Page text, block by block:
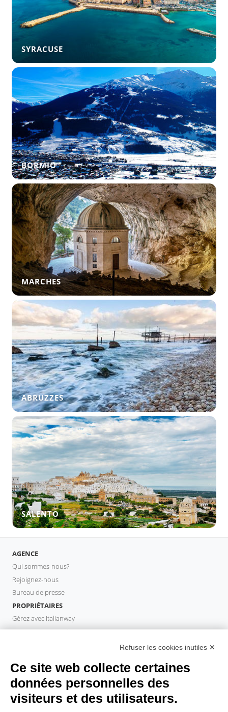
SYRACUSE
BORMIO
MARCHES
ABRUZZES
SALENTO
AGENCE
Qui sommes-nous?
Rejoignez-nous
Bureau de presse
PROPRIÉTAIRES
Gérez avec Italianway
Investissez avec Italianway
Devenir partenaire
Italianway Academy
INVITÉS
Refuser les cookies inutiles ✕
Ce site web collecte certaines
données personnelles des
visiteurs et des utilisateurs.